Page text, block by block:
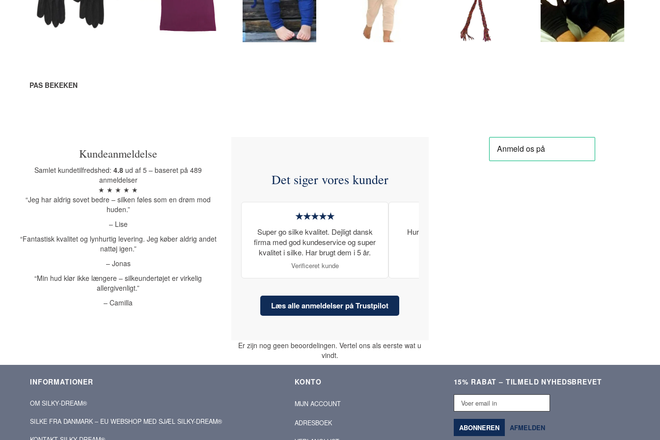
Bekijk alle opties
Bekijk alle opties Bekijk alle opties Bekijk alle opties
VOEG TOE
AAN
WINKELWAGEN
AAN
WINKELWAGEN
PAS BEKEKEN
Kundeanmeldelse
Samlet kundetilfredshed:4.8 ud af 5 – baseret på 489
anmeldelser
★ ★ ★ ★ ★
“Jeg har aldrig sovet bedre – silken føles som en drøm mod
huden.”
– Lise
“Fantastisk kvalitet og lynhurtig levering. Jeg køber aldrig andet
nattøj igen.”
– Jonas
“Min hud klør ikke længere – silkeundertøjet er virkelig
allergivenligt.”
– Camilla
Det siger vores kunder
★★★★★
Super go silke kvalitet. Dejligt dansk
firma med god kundeservice og super
kvalitet i silke. Har brugt dem i 5 år.
Verificeret kunde
Hurtig levering og lækre produkter.
Læs alle anmeldelser på Trustpilot
Er zijn nog geen beoordelingen. Vertel ons als eerste wat u
vindt.
INFORMATIONER
OM SILKY‑DREAM®
SILKE FRA DANMARK – EU WEBSHOP MED SJÆL SILKY-DREAM®
KONTO
MIJN ACCOUNT
ADRESBOEK
15% RABAT – TILMELD NYHEDSBREVET
email
ABONNEREN AFMELDEN